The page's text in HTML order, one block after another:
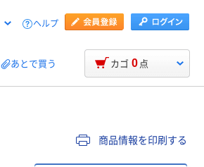
ヘルプ
あとで買う カゴ 0 点
商品情報を印刷する